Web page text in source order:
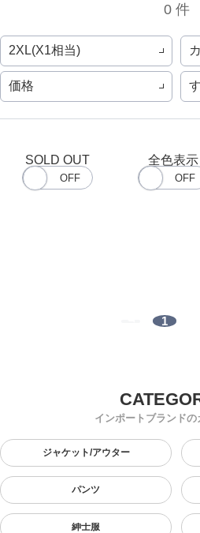
0 件
2XL(X1相当)
価格
SOLD OUT 全色表示
1
インポートブランド
ジャケット/アウター
パンツ
紳士服